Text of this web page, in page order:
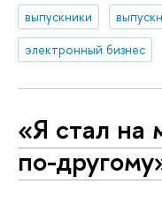
выпускники
электронный бизнес
«Я стал на
по-